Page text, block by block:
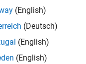
(English)
(Deutsch)
(English)
(English)